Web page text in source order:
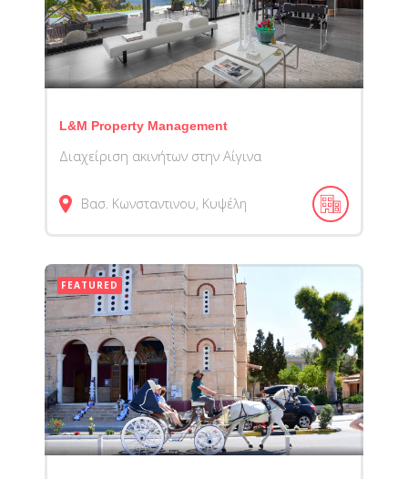
L&M Property Management
Διαχείριση ακινήτων στην Αίγινα
Βασ. Κωνσταντινου, Κυψέλη
FEATURED